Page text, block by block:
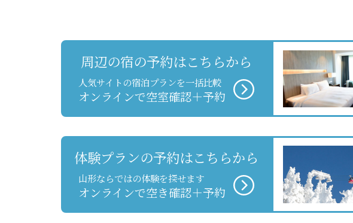
周辺の宿の予約はこちらから
人気サイトの宿泊プランを一括比較
オンラインで空室確認＋予約
体験プランの予約はこちらから
山形ならではの体験を探せます
オンラインで空き確認＋予約